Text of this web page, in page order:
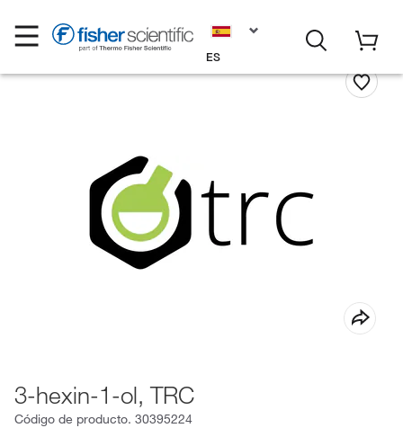
ES
3-hexin-1-ol, TRC
Código de producto. 30395224